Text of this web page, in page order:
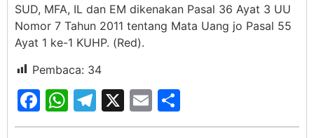
SUD, MFA, IL dan EM dikenakan Pasal 36 Ayat 3 UU
Nomor 7 Tahun 2011 tentang Mata Uang jo Pasal 55
Ayat 1 ke-1 KUHP. (Red).
Pembaca: 34
Facebook
WhatsApp
Telegram
X Email